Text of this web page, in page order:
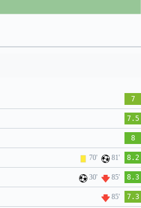
7
7.5
8
70' 81' 8.2
30' 85' 8.3
85' 7.3